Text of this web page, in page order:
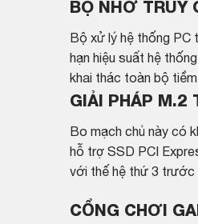
BỘ NHỚ TRUY
Bộ xử lý hệ thống PC
hạn hiệu suất hệ
khai thác toàn bộ
GIẢI PHÁP M.2
Bo mạch chủ này có
hỗ trợ SSD PCI
với thế hệ thứ 3 trước
CỔNG CHƠI